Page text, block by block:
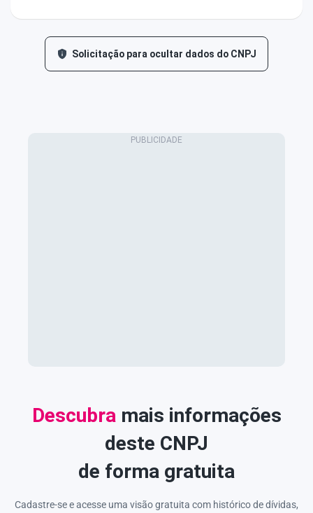
Solicitação para ocultar dados do CNPJ
Descubra mais informações
deste CNPJ
de forma gratuita
Cadastre-se e acesse uma visão gratuita com histórico de dívidas,